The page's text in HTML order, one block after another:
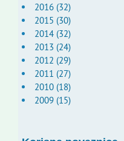
2016 (32)
2015 (30)
2014 (32)
2013 (24)
2012 (29)
2011 (27)
2010 (18)
2009 (15)